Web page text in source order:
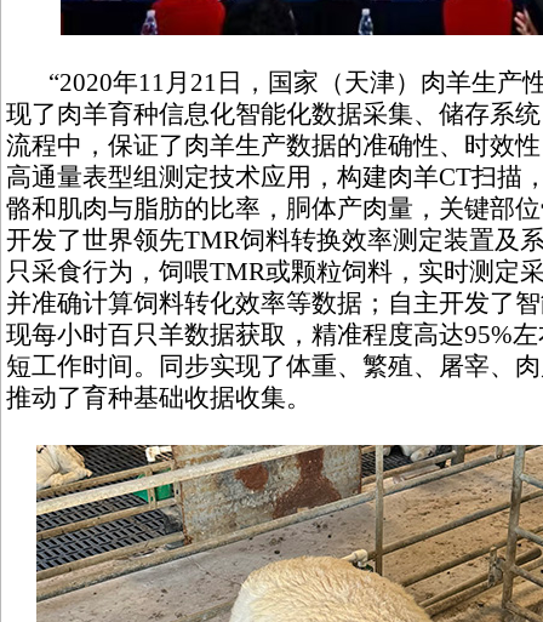
“2020年11月21日，国家（天津）肉羊生产
现了肉羊育种信息化智能化数据采集、储存系
流程中，保证了肉羊生产数据的准确性、时效
高通量表型组测定技术应用，构建肉羊CT扫描
骼和肌肉与脂肪的比率，胴体产肉量，关键部
开发了世界领先TMR饲料转换效率测定装置及
只采食行为，饲喂TMR或颗粒饲料，实时测定
并准确计算饲料转化效率等数据；自主开发了
现每小时百只羊数据获取，精准程度高达95%
短工作时间。同步实现了体重、繁殖、屠宰、
推动了育种基础收据收集。